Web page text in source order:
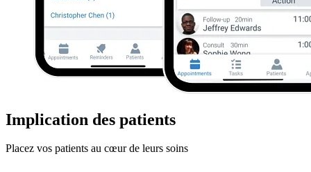
Implication des patients
Placez vos patients au cœur de leurs soins